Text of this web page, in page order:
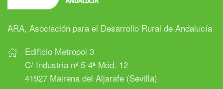
ARA, Asociación para el Desarrollo Rural de Andalucía
Edificio Metropol 3
C/ Industria nº 5-4ª Mód. 12
41927 Mairena del Aljarafe (Sevilla)